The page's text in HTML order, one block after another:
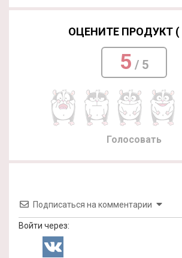
ОЦЕНИТЕ ПРОДУКТ (
5 / 5
Голосовать
Подписаться на комментарии
Войти через: